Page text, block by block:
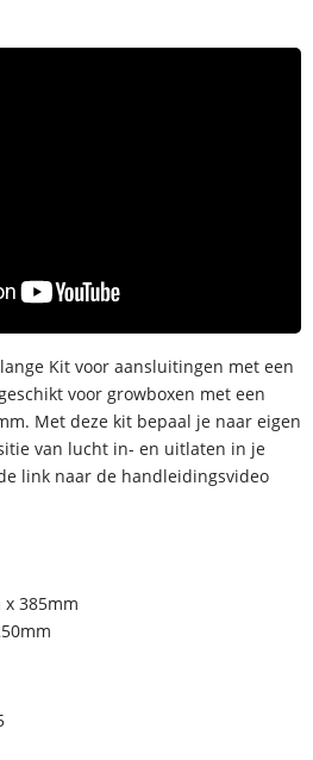
Kit voor aansluitingen met een
voor growboxen met een
Met deze kit bepaal je naar eigen
van lucht in- en uitlaten in je
link naar de handleidingsvideo
385mm